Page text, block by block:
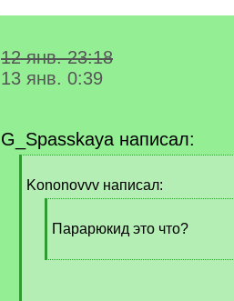
12 янв. 23:18
13 янв. 0:39
G_Spasskaya написал:
q
Kononovvv написал:
q
Парарюкид это что?
[